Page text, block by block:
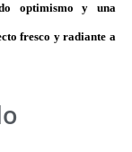
optimismo y una
fresco y radiante a